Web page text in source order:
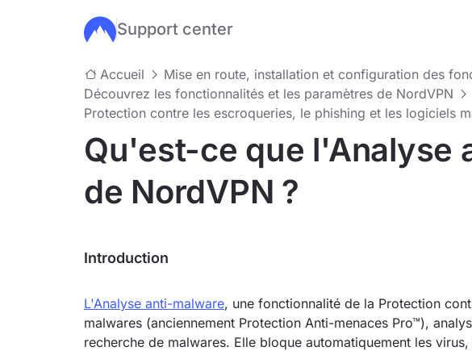
Passer au contenu principal
Support center
Accueil
Mise en route, installation et configuration des
Découvrez les fonctionnalités et les paramètres de NordVPN
Protection contre les escroqueries, le phishing et les logiciels
Qu'est-ce que l'Analyse
de NordVPN ?
Introduction
L'Analyse anti-malware, une fonctionnalité de la Protection
malwares (anciennement Protection Anti-menaces Pro™),
recherche de malwares. Elle bloque automatiquement les